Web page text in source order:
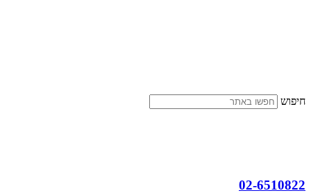
חיפוש
02-6510822